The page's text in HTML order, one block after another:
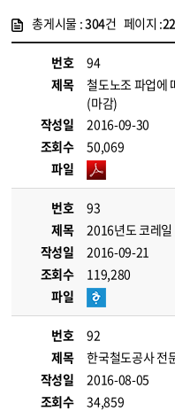
총게시물 :304건 페이지 :22
번호
94
제목
철도노조 파업에
(마감)
작성일
2016-09-30
조회수
50,069
파일
번호
93
제목
2016년도 코레일
작성일
2016-09-21
조회수
119,280
파일
번호
92
제목
한국철도공사 전
작성일
2016-08-05
조회수
34,859